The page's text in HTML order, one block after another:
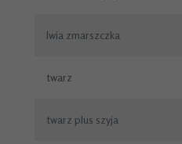
Iwia zmarszczka
twarz
twarz plus szyja